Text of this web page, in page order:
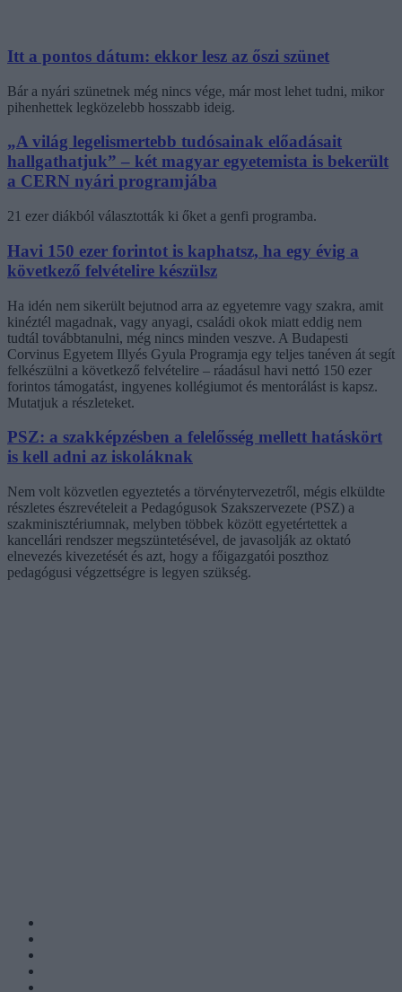
Itt a pontos dátum: ekkor lesz az őszi szünet
Bár a nyári szünetnek még nincs vége, már most lehet tudni, mikor
pihenhettek legközelebb hosszabb ideig.
„A világ legelismertebb tudósainak előadásait
hallgathatjuk” – két magyar egyetemista is bekerült
a CERN nyári programjába
21 ezer diákból választották ki őket a genfi programba.
Havi 150 ezer forintot is kaphatsz, ha egy évig a
következő felvételire készülsz
Ha idén nem sikerült bejutnod arra az egyetemre vagy szakra, amit
kinéztél magadnak, vagy anyagi, családi okok miatt eddig nem
tudtál továbbtanulni, még nincs minden veszve. A Budapesti
Corvinus Egyetem Illyés Gyula Programja egy teljes tanéven át segít
felkészülni a következő felvételire – ráadásul havi nettó 150 ezer
forintos támogatást, ingyenes kollégiumot és mentorálást is kapsz.
Mutatjuk a részleteket.
PSZ: a szakképzésben a felelősség mellett hatáskört
is kell adni az iskoláknak
Nem volt közvetlen egyeztetés a törvénytervezetről, mégis elküldte
részletes észrevételeit a Pedagógusok Szakszervezete (PSZ) a
szakminisztériumnak, melyben többek között egyetértettek a
kancellári rendszer megszüntetésével, de javasolják az oktató
elnevezés kivezetését és azt, hogy a főigazgatói poszthoz
pedagógusi végzettségre is legyen szükség.